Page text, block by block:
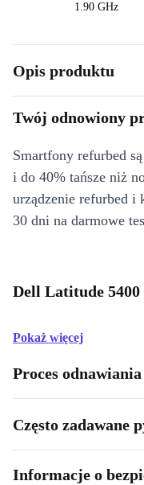
1.90 GHz
Opis produktu
Twój odnowiony
Smartfony refurbed
i do 40% tańsze niż
urządzenie refurbed i
30 dni na darmowe
Dell Latitude
Pokaż więcej
Proces
Często zadawane
Informacje o